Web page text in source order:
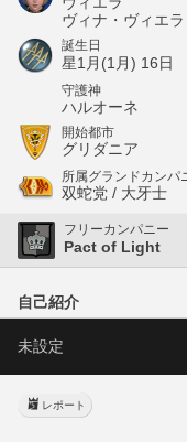
ヴィナ・ヴィエ
誕生日
星1月(1月) 16日
守護神
ハルオーネ
開始都市
グリダニア
所属グランドカンパ
双蛇党 / 大牙士
フリーカンパニー
Pact of Light
自己紹介
未設定
レポート